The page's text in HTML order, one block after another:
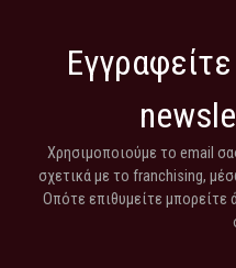
Χρησιμοποιούμε το email
σχετικά με το franchising,
Οπότε επιθυμείτε μπορείτε